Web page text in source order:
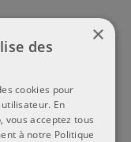
×
des
cookies pour
En
vous acceptez tous
à notre Politique